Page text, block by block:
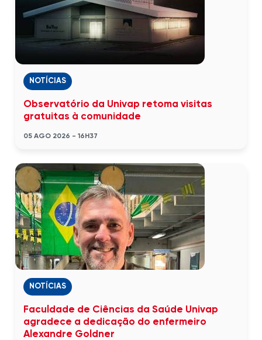
NOTÍCIAS
Observatório da Univap retoma visitas
gratuitas à comunidade
05 AGO 2026 - 16H37
NOTÍCIAS
Faculdade de Ciências da Saúde Univap
agradece a dedicação do enfermeiro
Alexandre Goldner